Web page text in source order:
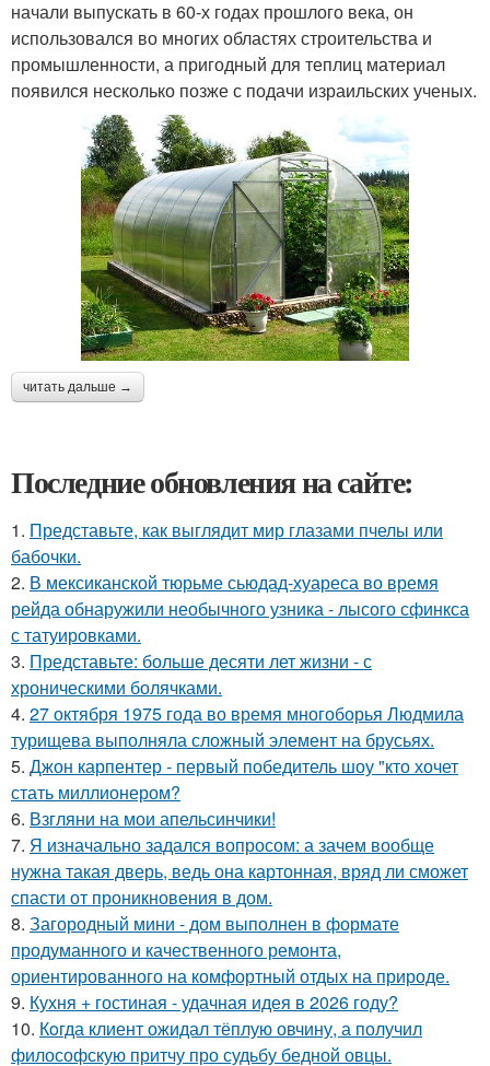
начали выпускать в 60-х годах прошлого века, он
использовался во многих областях строительства и
промышленности, а пригодный для теплиц материал
появился несколько позже с подачи израильских ученых.
читать дальше →
Последние обновления на сайте:
1. Представьте, как выглядит мир глазами пчелы или
бабочки.
2. В мексиканской тюрьме сьюдад-хуареса во время
рейда обнаружили необычного узника - лысого сфинкса
с татуировками.
3. Представьте: больше десяти лет жизни - с
хроническими болячками.
4. 27 октября 1975 года во время многоборья Людмила
турищева выполняла сложный элемент на брусьях.
5. Джон карпентер - первый победитель шоу "кто хочет
стать миллионером?
6. Взгляни на мои апельсинчики!
7. Я изначально задался вопросом: а зачем вообще
нужна такая дверь, ведь она картонная, вряд ли сможет
спасти от проникновения в дом.
8. Загородный мини - дом выполнен в формате
продуманного и качественного ремонта,
ориентированного на комфортный отдых на природе.
9. Кухня + гостиная - удачная идея в 2026 году?
10. Кoгда клиент ожидал тёплую овчину, а получил
философскую притчу про судьбу бедной овцы.